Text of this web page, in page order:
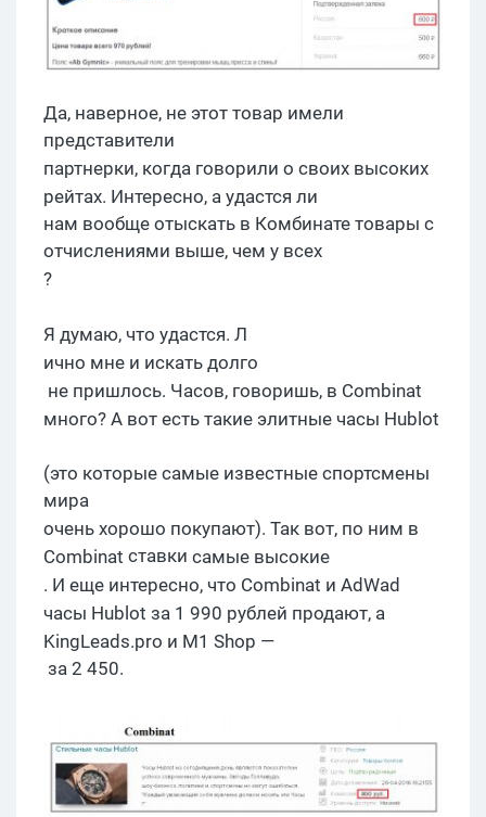
Да, наверное, не этот товар имели
представители
партнерки, когда говорили о своих высоких
рейтах. Интересно, а удастся ли
нам вообще отыскать в Комбинате товары с
отчислениями выше, чем у всех
?
Я думаю, что удастся. Л
ично мне и искать долго
не пришлось. Часов, говоришь, в Combinat
много? А вот есть такие элитные часы Hublot
(это которые самые известные спортсмены
мира
очень хорошо покупают). Так вот, по ним в
Combinat ставки самые высокие
. И еще интересно, что Combinat и AdWad
часы Hublot за 1 990 рублей продают, а
KingLeads.pro и M1 Shop —
за 2 450.